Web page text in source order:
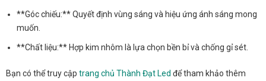
**Góc chiếu:** Quyết định vùng sáng và hiệu ứng ánh sáng mong
muốn.
**Chất liệu:** Hợp kim nhôm là lựa chọn bền bỉ và chống gỉ sét.
Bạn có thể truy cập trang chủ Thành Đạt Led để tham khảo thêm